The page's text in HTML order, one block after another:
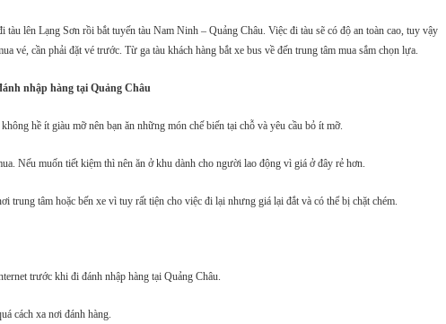
tàu lên Lạng Sơn rồi bắt tuyến tàu Nam Ninh – Quảng Châu. Việc đi tàu sẽ có độ an toàn cao, tuy vậy
vé, cần phải đặt vé trước. Từ ga tàu khách hàng bắt xe bus về đến trung tâm mua sắm chọn lựa.
nhập hàng tại Quảng Châu
hề ít giàu mỡ nên bạn ăn những món chế biến tại chỗ và yêu cầu bỏ ít mỡ.
Nếu muốn tiết kiệm thì nên ăn ở khu dành cho người lao động vì giá ở đây rẻ hơn.
trung tâm hoặc bến xe vì tuy rất tiện cho việc đi lại nhưng giá lại đắt và có thể bị chặt chém.
trước khi đi đánh nhập hàng tại Quảng Châu.
cách xa nơi đánh hàng.